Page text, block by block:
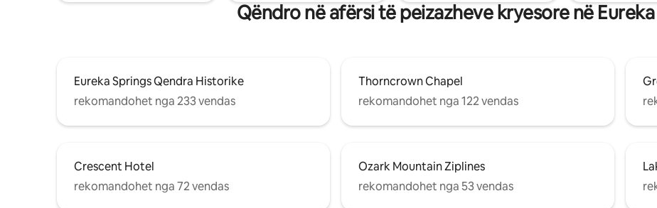
Qëndro në afërsi të peizazheve kryesore në
Eureka Springs Qendra Historike
rekomandohet nga 233 vendas
Thorncrown Chapel
rekomandohet nga 122 vendas
Crescent Hotel
rekomandohet nga 72 vendas
Ozark Mountain Ziplines
rekomandohet nga 53 vendas